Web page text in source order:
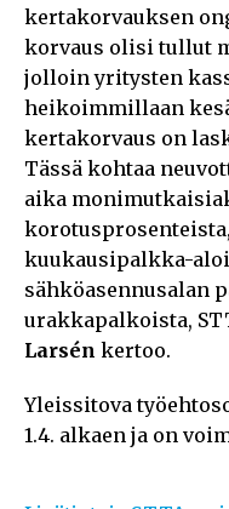
kertakorvauksen
korvaus olisi tullut
jolloin yritysten
heikoimmillaan
kertakorvaus on
Tässä kohtaa
aika
kuukausipalkka-
sähköasennusalan
urakkapalkoista,
Larsén kertoo.
Yleissitova
1.4. alkaen ja on